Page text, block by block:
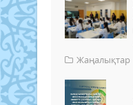
Жаңалықтар